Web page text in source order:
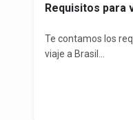
Requisitos para
Te contamos los
viaje a Brasil...